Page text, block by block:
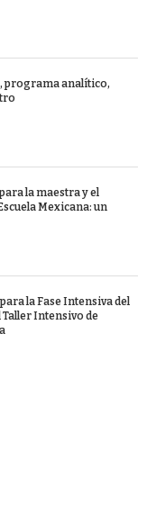
programa analítico,
la maestra y el
Mexicana: un
la Fase Intensiva del
Taller Intensivo de